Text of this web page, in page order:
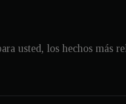
usted, los hechos más